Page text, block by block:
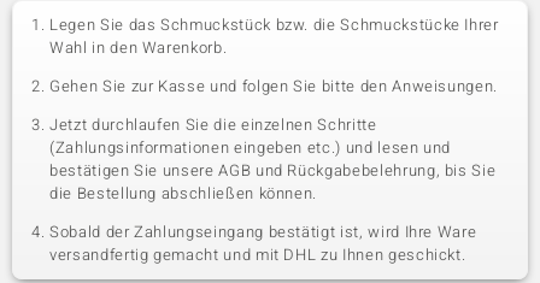
Legen Sie das Schmuckstück bzw. die Schmuckstücke Ihrer
Wahl in den Warenkorb.
Gehen Sie zur Kasse und folgen Sie bitte den Anweisungen.
Jetzt durchlaufen Sie die einzelnen Schritte
(Zahlungsinformationen eingeben etc.) und lesen und
bestätigen Sie unsere AGB und Rückgabebelehrung, bis Sie
die Bestellung abschließen können.
Sobald der Zahlungseingang bestätigt ist, wird Ihre Ware
versandfertig gemacht und mit DHL zu Ihnen geschickt.